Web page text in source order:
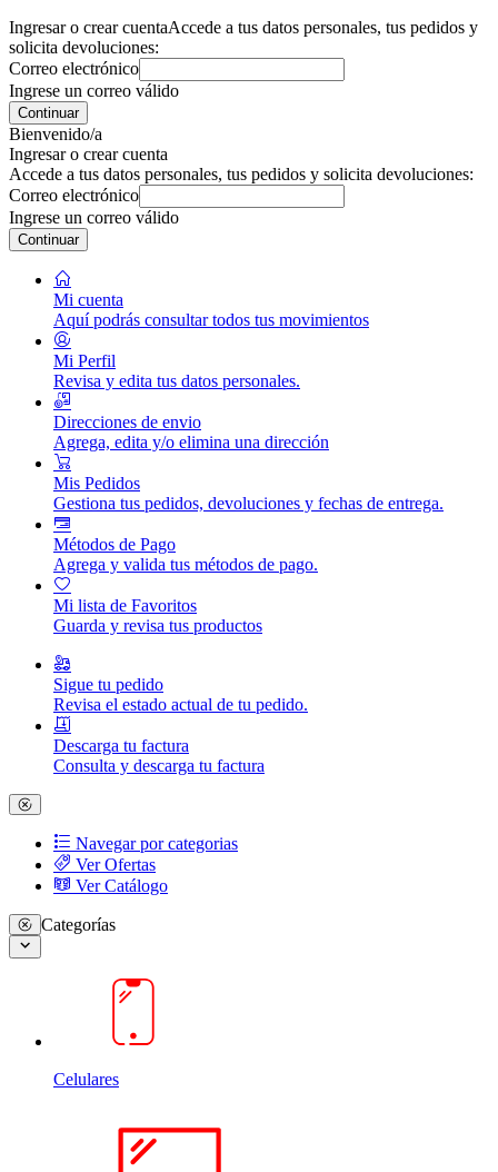
Ingresar o crear cuentaAccede a tus datos personales, tus pedidos y
solicita devoluciones:
Correo electrónico
Ingrese un correo válido
Continuar
Bienvenido/a
Ingresar o crear cuenta
Accede a tus datos personales, tus pedidos y solicita devoluciones:
Correo electrónico
Ingrese un correo válido
Continuar
Mi cuenta
Aquí podrás consultar todos tus movimientos
Mi Perfil
Revisa y edita tus datos personales.
Direcciones de envio
Agrega, edita y/o elimina una dirección
Mis Pedidos
Gestiona tus pedidos, devoluciones y fechas de entrega.
Métodos de Pago
Agrega y valida tus métodos de pago.
Mi lista de Favoritos
Guarda y revisa tus productos
Sigue tu pedido
Revisa el estado actual de tu pedido.
Descarga tu factura
Consulta y descarga tu factura
Navegar por categorias
Ver Ofertas
Ver Catálogo
Categorías
Celulares